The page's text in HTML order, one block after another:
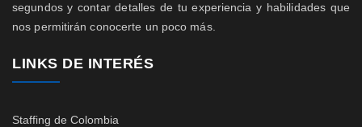
segundos y contar detalles de tu experiencia y habilidades que
nos permitirán conocerte un poco más.
LINKS DE INTERÉS
Staffing de Colombia